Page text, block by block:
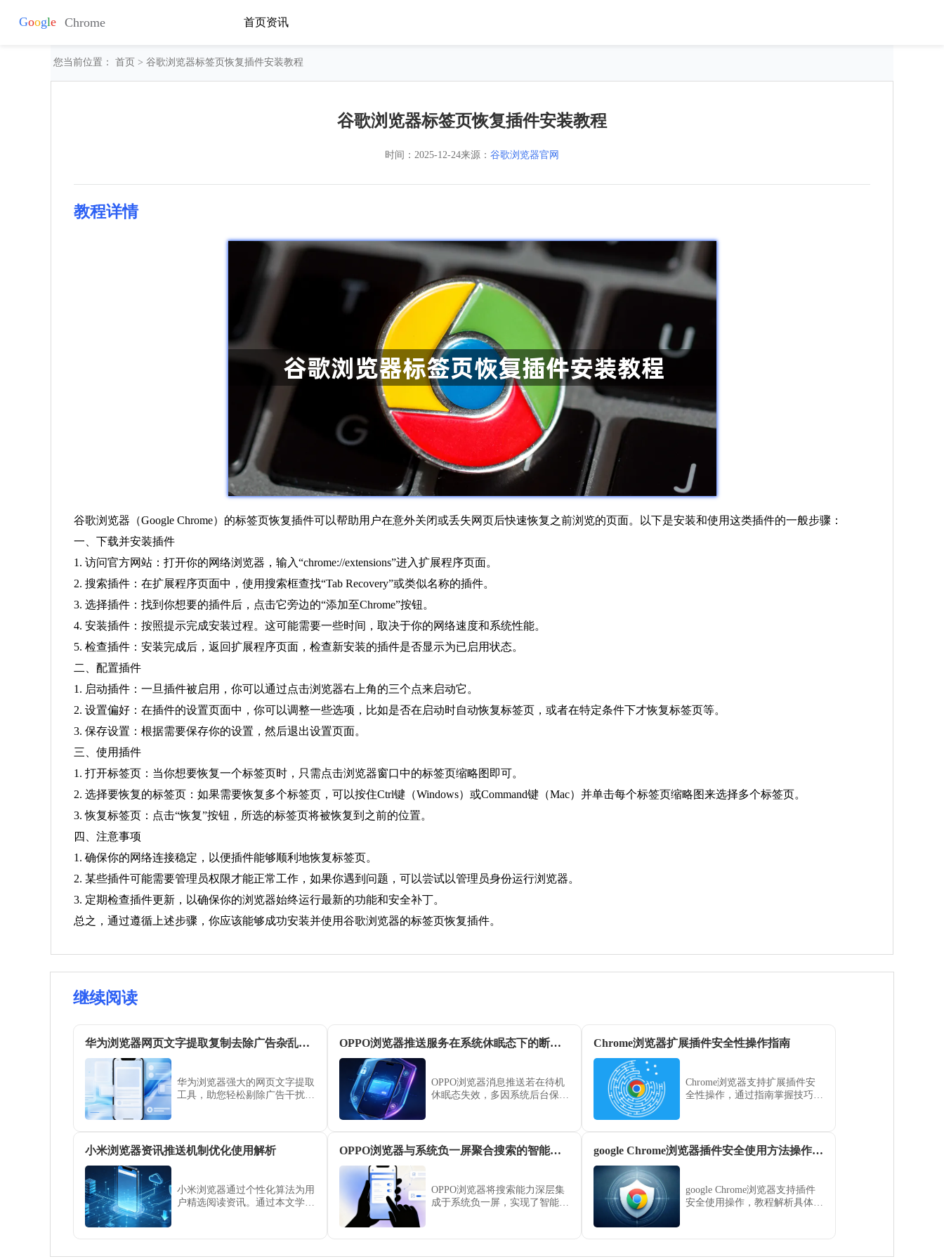
首页资讯
您当前位置： 首页 > 谷歌浏览器标签页恢复插件安装教程
谷歌浏览器标签页恢复插件安装教程
时间： 2025-12-24来源： 谷歌浏览器官网
教程详情
谷歌浏览器（Google Chrome）的标签页恢复插件可以帮助用户在意外关闭或丢失网页后快速恢复之前浏览的页面。以下是安装和使用这类插件的一般步骤：
一、下载并安装插件
1. 访问官方网站：打开你的网络浏览器，输入“chrome://extensions”进入扩展程序页面。
2. 搜索插件：在扩展程序页面中，使用搜索框查找“Tab Recovery”或类似名称的插件。
3. 选择插件：找到你想要的插件后，点击它旁边的“添加至Chrome”按钮。
4. 安装插件：按照提示完成安装过程。这可能需要一些时间，取决于你的网络速度和系统性能。
5. 检查插件：安装完成后，返回扩展程序页面，检查新安装的插件是否显示为已启用状态。
二、配置插件
1. 启动插件：一旦插件被启用，你可以通过点击浏览器右上角的三个点来启动它。
2. 设置偏好：在插件的设置页面中，你可以调整一些选项，比如是否在启动时自动恢复标签页，或者在特定条件下才恢复标签页等。
3. 保存设置：根据需要保存你的设置，然后退出设置页面。
三、使用插件
1. 打开标签页：当你想要恢复一个标签页时，只需点击浏览器窗口中的标签页缩略图即可。
2. 选择要恢复的标签页：如果需要恢复多个标签页，可以按住Ctrl键（Windows）或Command键（Mac）并单击每个标签页缩略图来选择多个标签页。
3. 恢复标签页：点击“恢复”按钮，所选的标签页将被恢复到之前的位置。
四、注意事项
1. 确保你的网络连接稳定，以便插件能够顺利地恢复标签页。
2. 某些插件可能需要管理员权限才能正常工作，如果你遇到问题，可以尝试以管理员身份运行浏览器。
3. 定期检查插件更新，以确保你的浏览器始终运行最新的功能和安全补丁。
总之，通过遵循上述步骤，你应该能够成功安装并使用谷歌浏览器的标签页恢复插件。
继续阅读
华为浏览器网页文字提取复制去除广告杂乱内容
华为浏览器强大的网页文字提取
工具，助您轻松剔除广告干扰。
下的办公利器。
OPPO浏览器推送服务在系统休眠态下的断连纠错方案
OPPO浏览器消息推送若在待机
休眠态失效，多因系统后台保活
讯、消息在长时间休眠后依然能
稳定送达。
Chrome浏览器扩展插件安全性操作指南
Chrome浏览器支持扩展插件安
全性操作，通过指南掌握技巧可
小米浏览器资讯推送机制优化使用解析
小米浏览器通过个性化算法为用
户精选阅读资讯。通过本文学习
OPPO浏览器与系统负一屏聚合搜索的智能联动实践
OPPO浏览器将搜索能力深层集
成于系统负一屏，实现了智能联
google Chrome浏览器插件安全使用方法操作解析
google Chrome浏览器支持插件
安全使用操作，教程解析具体方